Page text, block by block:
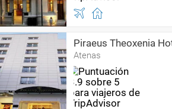
Piraeus Theoxenia
Atenas